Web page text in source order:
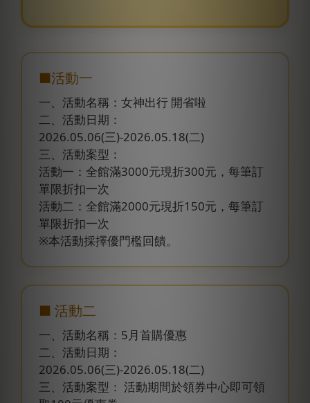
■活動一
一、活動名稱：女神出行 開省啦
二、活動日期：
2026.05.06(三)-2026.05.18(二)
三、活動案型：
活動一：全館滿3000元現折300元，每筆訂
單限折扣一次
活動二：全館滿2000元現折150元，每筆訂
單限折扣一次
※本活動採擇優門檻回饋。
■ 活動二
一、活動名稱：5月首購優惠
二、活動日期：
2026.05.06(三)-2026.05.18(二)
三、活動案型： 活動期間於領券中心即可領